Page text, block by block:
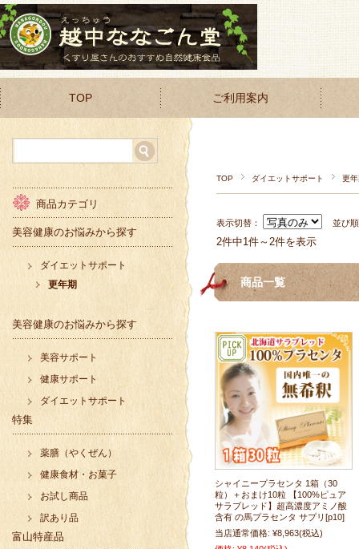
TOP ご利用案内
TOP ダイエットサポート 更
表示切替： 並び
2件中1件～2件を表示
商品一覧
シャイニープラセンタ 1箱（30
粒）＋おまけ10粒 【100%ピュア
サラブレッド】超高濃度アミノ酸
含有 の馬プラセンタ サプリ[p10]
当店通常価格: ¥8,963(税込)
商品カテゴリ
美容健康のお悩みから探す
ダイエットサポート
更年期
美容健康のお悩みから探す
美容サポート
健康サポート
ダイエットサポート
特集
薬膳（やくぜん）
健康食材・お菓子
お試し商品
訳あり品
富山特産品